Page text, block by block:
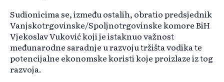
Sudionicima se, između ostalih, obratio predsjednik
Vanjskotrgovinske/Spoljnotrgovinske komore BiH
Vjekoslav Vuković koji je istaknuo važnost
međunarodne saradnje u razvoju tržišta vodika te
potencijalne ekonomske koristi koje proizlaze iz tog
razvoja.